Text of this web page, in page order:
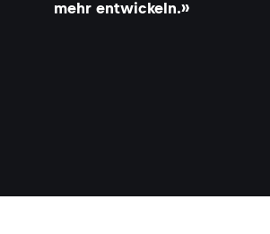
mehr entwickeln.»